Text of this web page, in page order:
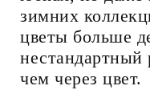
зимних
цветы больше
нестандартный
чем через цвет.